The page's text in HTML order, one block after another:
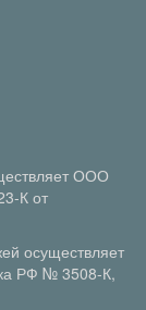
ООО
К от
осуществляет
РФ № 3508-К,